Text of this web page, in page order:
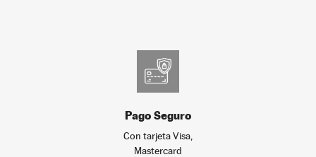
Pago Seguro
Con tarjeta Visa,
Mastercard